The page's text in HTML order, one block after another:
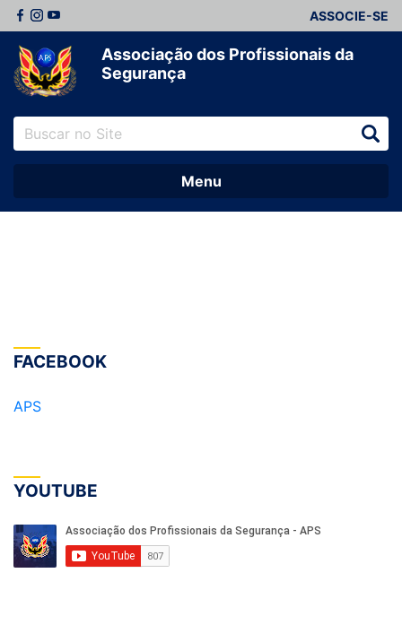
ASSOCIE-SE
Associação dos Profissionais da
Segurança
Menu
FACEBOOK
APS
YOUTUBE